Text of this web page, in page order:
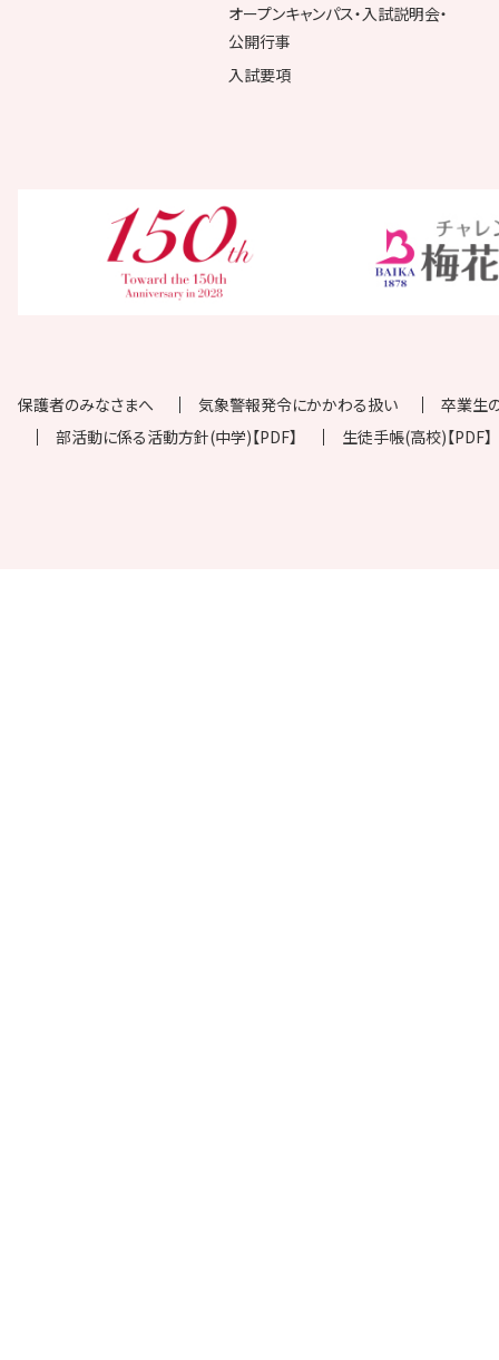
オープンキャンパス・入試説明会・
公開行事
入試要項
保護者のみなさまへ 気象警報発令にかかわる扱い
卒業生
部活動に係る活動方針(中学)【PDF】
生徒手帳(高校)【PDF】